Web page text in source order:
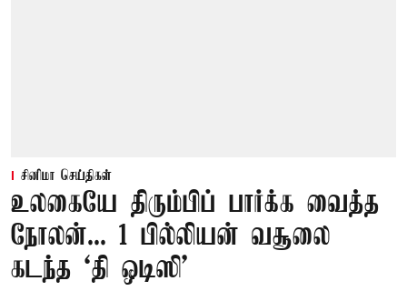
சினிமா செய்திகள்
உலகையே திரும்பிப் பார்க்க வைத்த
நோலன்... 1 பில்லியன் வசூலை
கடந்த ‘தி ஒடிஸி’